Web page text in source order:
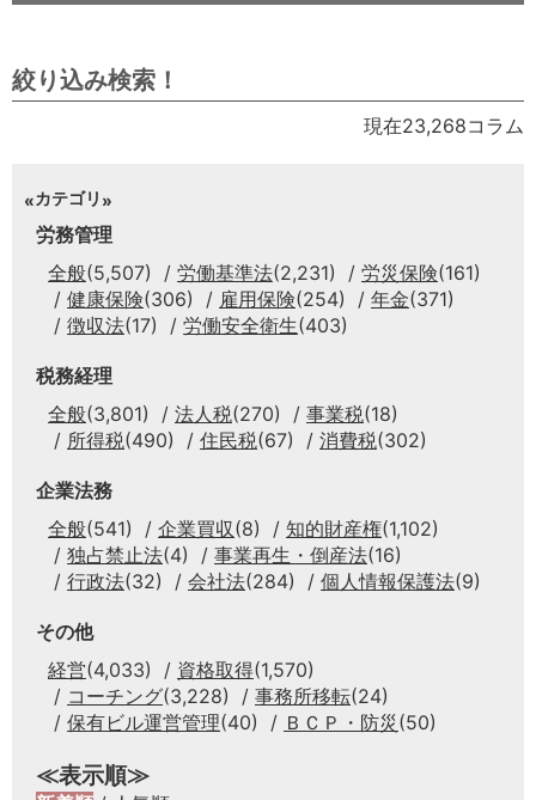
絞り込み検索！
現在23,268コラム
カテゴリ
労務管理
全般(5,507) 労働基準法(2,231) 労災保険(161)
健康保険(306) 雇用保険(254) 年金(371)
徴収法(17) 労働安全衛生(403)
税務経理
全般(3,801) 法人税(270) 事業税(18)
所得税(490) 住民税(67) 消費税(302)
企業法務
全般(541) 企業買収(8) 知的財産権(1,102)
独占禁止法(4) 事業再生・倒産法(16)
行政法(32) 会社法(284) 個人情報保護法(9)
その他
経営(4,033) 資格取得(1,570)
コーチング(3,228) 事務所移転(24)
保有ビル運営管理(40) ＢＣＰ・防災 (50)
≪表示順≫